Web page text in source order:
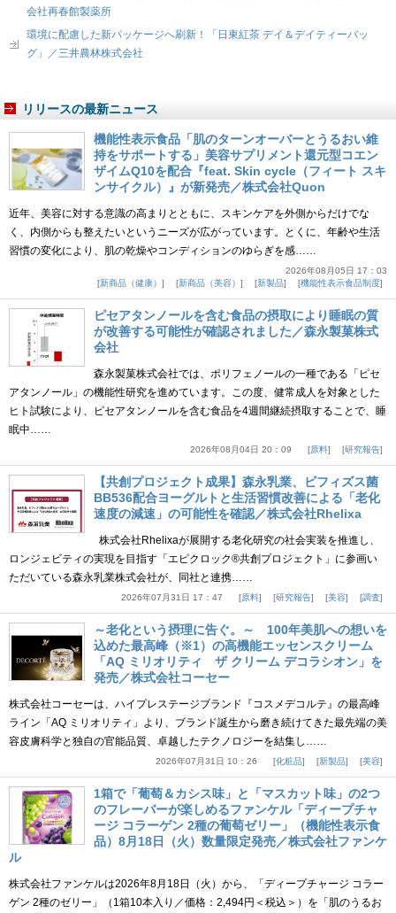
会社再春館製薬所
環境に配慮した新パッケージへ刷新！「日東紅茶 デイ＆デイティーバッ
グ」／三井農林株式会社
リリースの最新ニュース
機能性表示食品「肌のターンオーバーとうるおい維
持をサポートする」美容サプリメント還元型コエン
ザイムQ10を配合『feat. Skin cycle（フィート スキ
ンサイクル）』が新発売／株式会社Quon
近年、美容に対する意識の高まりとともに、スキンケアを外側からだけでな
く、内側からも整えたいというニーズが広がっています。とくに、年齢や生活
習慣の変化により、肌の乾燥やコンディションのゆらぎを感……
2026年08月05日 17：03
新商品（健康）
新商品（美容） 新製品 機能性表示食品制度
ピセアタンノールを含む食品の摂取により睡眠の質
が改善する可能性が確認されました／森永製菓株式
会社
森永製菓株式会社では、ポリフェノールの一種である「ピセ
アタンノール」の機能性研究を進めています。この度、健常成人を対象とした
ヒト試験により、ピセアタンノールを含む食品を4週間継続摂取することで、睡
眠中……
2026年08月04日 20：09 原料 研究報告
【共創プロジェクト成果】森永乳業、ビフィズス菌
BB536配合ヨーグルトと生活習慣改善による「老化
速度の減速」の可能性を確認／株式会社Rhelixa
株式会社Rhelixaが展開する老化研究の社会実装を推進し、
ロンジェビティの実現を目指す「エピクロック®共創プロジェクト」に参画い
ただいている森永乳業株式会社が、同社と連携……
2026年07月31日 17：47 原料 研究報告 美容 調査
～老化という摂理に告ぐ。～ 100年美肌への想いを
込めた最高峰（※1）の高機能エッセンスクリーム
「AQ ミリオリティ ザ クリーム デコラシオン」を
発売／株式会社コーセー
株式会社コーセーは、ハイプレステージブランド『コスメデコルテ』の最高峰
ライン「AQ ミリオリティ」より、ブランド誕生から磨き続けてきた最先端の美
容皮膚科学と独自の官能品質、卓越したテクノロジーを結集し……
2026年07月31日 10：26 化粧品 新製品 美容
1箱で「葡萄＆カシス味」と「マスカット味」の2つ
のフレーバーが楽しめるファンケル「ディープチャ
ージ コラーゲン 2種の葡萄ゼリー」（機能性表示食
品）8月18日（火）数量限定発売／株式会社ファンケ
ル
株式会社ファンケルは2026年8月18日（火）から、「ディープチャージ コラー
ゲン 2種のゼリー」（1箱10本入り／価格：2,494円＜税込＞）を「肌のうるお